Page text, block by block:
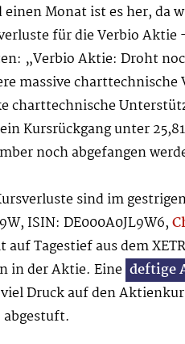
einen Monat ist es her, da
für die Verbio Aktie
„Verbio Aktie: Droht
massive charttechnische
charttechnische
Kursrückgang unter
noch abgefangen
sind im
ISIN: DE000A0JL9W6,
auf Tagestief aus dem
in der Aktie. Eine deftige
Druck auf den
abgestuft.